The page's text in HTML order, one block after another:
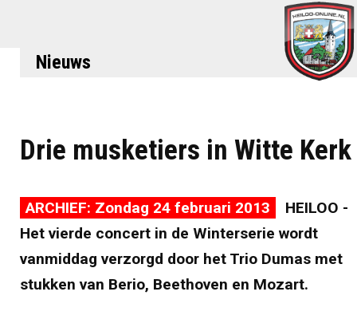
Nieuws
Drie musketiers in Witte Kerk
ARCHIEF: Zondag 24 februari 2013
HEILOO -
Het vierde concert in de Winterserie wordt
vanmiddag verzorgd door het Trio Dumas met
stukken van Berio, Beethoven en Mozart.